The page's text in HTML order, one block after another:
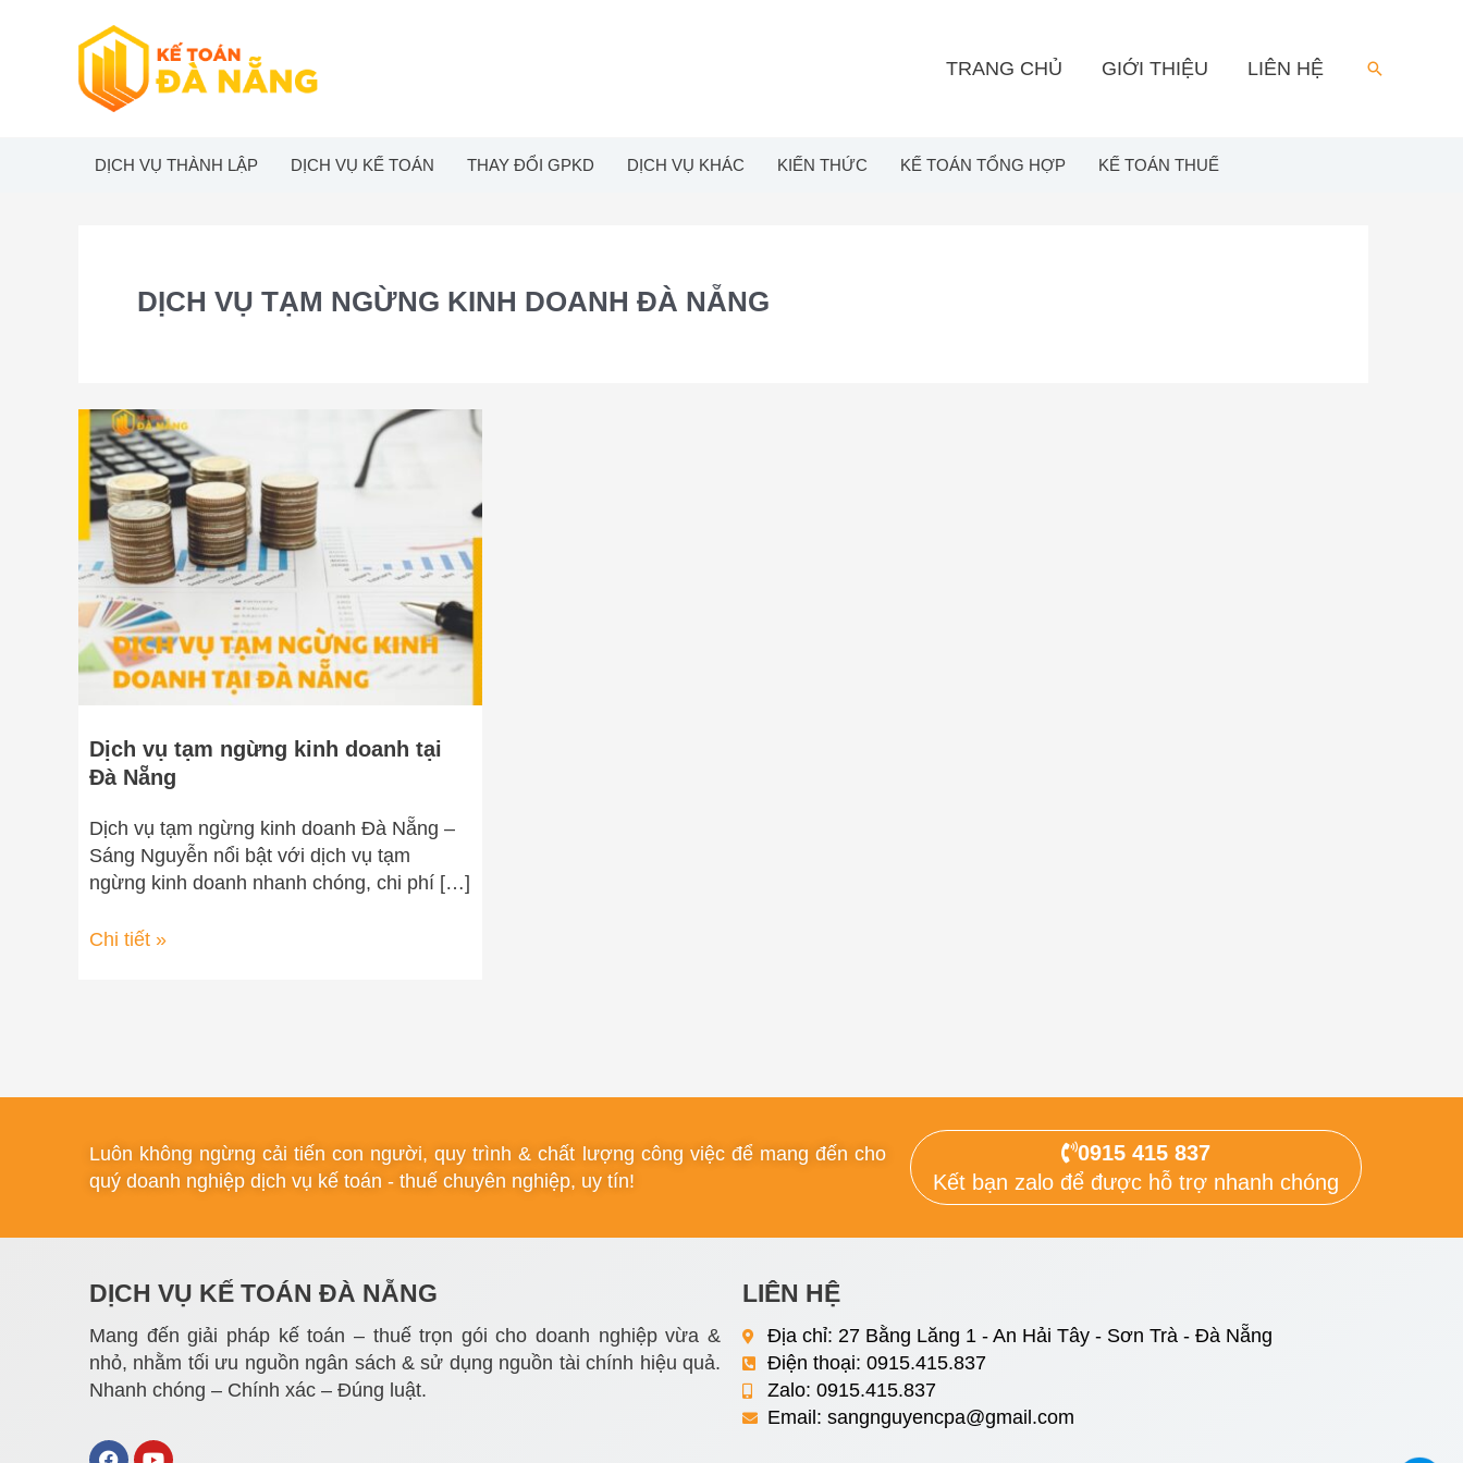
TRANG CHỦ GIỚI THIỆU LIÊN HỆ Search
DỊCH VỤ THÀNH LẬP DỊCH VỤ KẾ TOÁN THAY ĐỔI GPKD DỊCH VỤ KHÁC KIẾN THỨC KẾ TOÁN TỔNG HỢP KẾ TOÁN THUẾ
DỊCH VỤ TẠM NGỪNG KINH DOANH ĐÀ NẴNG
Dịch vụ tạm ngừng kinh doanh tại
Đà Nẵng
Dịch vụ tạm ngừng kinh doanh Đà Nẵng –
Sáng Nguyễn nổi bật với dịch vụ tạm
ngừng kinh doanh nhanh chóng, chi phí […]
Dịch
vụ
tạm
ngừng
kinh
doanh
tại
Đà
Nẵng
Chi tiết »
Luôn không ngừng cải tiến con người, quy trình & chất lượng công việc để mang đến cho
quý doanh nghiệp dịch vụ kế toán - thuế chuyên nghiệp, uy tín!
0915 415 837
Kết bạn zalo để được hỗ trợ nhanh chóng
DỊCH VỤ KẾ TOÁN ĐÀ NẴNG
Mang đến giải pháp kế toán – thuế trọn gói cho doanh nghiệp vừa &
nhỏ, nhằm tối ưu nguồn ngân sách & sử dụng nguồn tài chính hiệu quả.
Nhanh chóng – Chính xác – Đúng luật.
F
Y
LIÊN HỆ
Địa chỉ: 27 Bằng Lăng 1 - An Hải Tây - Sơn Trà - Đà Nẵng
Điện thoại: 0915.415.837
Zalo: 0915.415.837
Email: sangnguyencpa@gmail.com